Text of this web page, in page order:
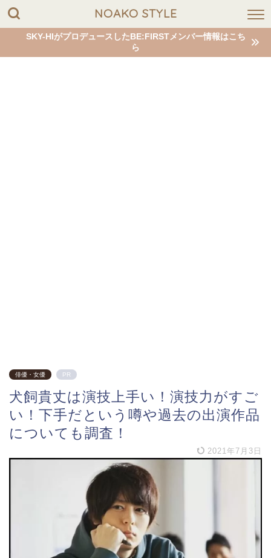
NOAKO STYLE
SKY-HIがプロデュースしたBE:FIRSTメンバー情報はこち
ら
俳優・女優 PR
犬飼貴丈は演技上手い！演技力がすご
い！下手だという噂や過去の出演作品
についても調査！
2021年7月3日